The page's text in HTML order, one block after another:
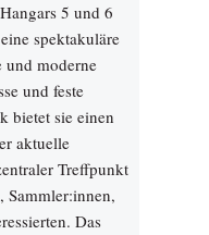
5 und 6
spektakuläre
und moderne
und feste
bietet sie einen
aktuelle
Treffpunkt
Sammler:innen,
Das